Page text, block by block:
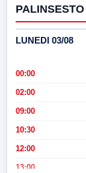
LUNEDI 03/08
00:00
02:00
09:00
10:30
12:00
13:00